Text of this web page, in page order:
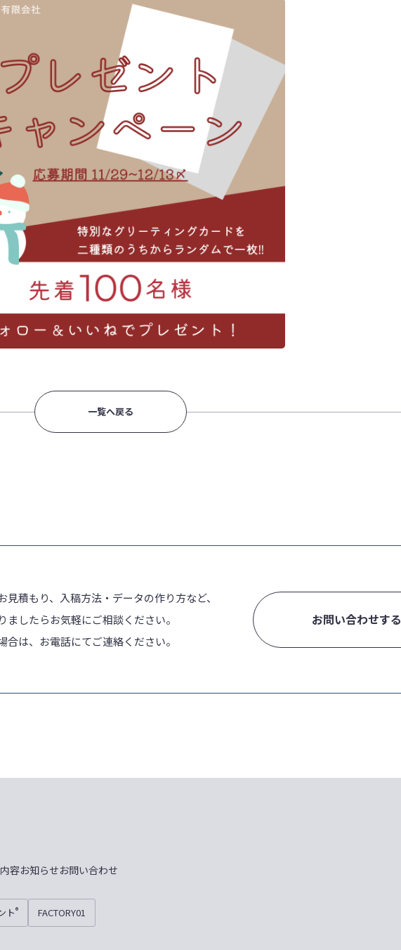
一覧へ戻る
見積もり、入稿方法・データの作り方など、
ましたらお気軽にご相談ください。
合は、お電話にてご連絡ください。
お問い合わせする
容お知らせお問い合わせ
ト® FACTORY01